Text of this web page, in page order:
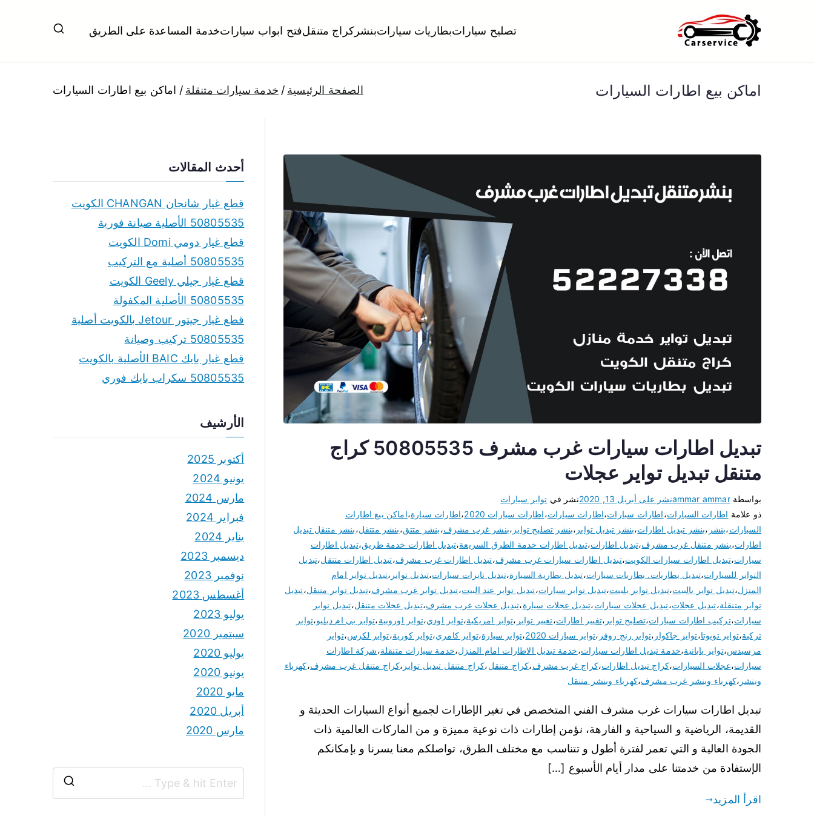
بنشر متنقل الكويت
بنشر متنقل الكويت كهرباء وبنشر تبديل تواير تواير اطارات عجلات تصليح وصيانة سيارات امام المنزل تبديل بطاريات بارخص الاسعار
تصليح سياراتبطاريات سياراتبنشر كراج متنقلفتح ابواب سياراتخدمة المساعدة على الطريق
اماكن بيع اطارات السيارات الصفحة الرئيسية خدمة سيارات متنقلة اماكن بيع اطارات السيارات
تبديل اطارات سيارات غرب مشرف 50805535 كراج
متنقل تبديل تواير عجلات
بواسطةammar ammarنشر على أبريل 13, 2020 نشر في تواير سيارات
ذو علامة اطارات السيارات،اطارات سبارات،اطارات سيارات،اطارات سيارات 2020 ،اطارات سيارة،اماكن بيع اطارات
السيارات،بنشر ،بنشر تبديل اطارات،بنشر تبديل تواير ،بنشر تصليح تواير ،بنشر غرب مشرف،بنشر متتق،بنشر متتقل،بنشر متنقل تبديل
اطارات،بنشر متنقل غرب مشرف،تبديل اطارات،تبديل اطارات خدمة الطرق السريعة،تبديل اطارات خدمة طريق،تبديل اطارات
سيارات،تبديل اطارات سيارات الكويت،تبديل اطارات سيارات غرب مشرف،تبديل اطارات غرب مشرف،تبديل اطارات متنقل،تبديل
التواير للسيارات،تبديل بطاريات. بطاريات سيارات،تبديل بطارية السيارة،تبديل تايرات سيارات،تبديل تواير ،تبديل تواير امام
المنزل،تبديل تواير بالبيت،تبديل تواير بلبيت،تبديل تواير سيارات،تبديل تواير عند البيت،تبديل تواير غرب مشرف،تبديل تواير متنقل،تبديل
تواير متنقلة،تبديل عجلات،تبديل عجلات سيارات،تبديل عجلات سيارة،تبديل عجلات غرب مشرف،تبديل عجلات متنقل،تبديل نوابر
سيارات،تركيب اطارات سيارات،تصليح تواير ،تغيير اطارات،تغيير تواير ،تواير امريكية،تواير اودي،تواير اوروبية،تواير بي ام دبليو،تواير
تركية،تواير تويوتا،تواير جاكوار ،تواير رنج روفر ،تواير سيارات 2020 ،تواير سيارة،تواير كامري،تواير كورية،تواير لكزس،تواير
مرسيدس،تواير يابانية،خدمة تبديل اطارات سيارات،خدمة تبديل الاطارات امام المنزل،خدمة سيارات متنقلة،شركة اطارات
سيارات،عجلات السيارات،كراج تبديل اطارات،كراج غرب مشرف،كراج متنقل،كراج متنقل تبديل تواير ،كراج متنقل غرب مشرف،كهرباء
وبنشر ،كهرباء وبنشر غرب مشرف،كهرباء وبنشر متنقل
تبديل اطارات سيارات غرب مشرف الفني المتخصص في تغير الإطارات لجميع أنواع السيارات الحديثة و
القديمة، الرياضية و السياحية و الفارهة، نؤمن إطارات ذات نوعية مميزة و من الماركات العالمية ذات
الجودة العالية و التي تعمر لفترة أطول و تتناسب مع مختلف الطرق، تواصلكم معنا يسرنا و بإمكانكم
الإستفادة من خدمتنا على مدار أيام الأسبوع […]
اقرأ المزيد
أحدث المقالات
قطع غيار شانجان CHANGAN الكويت
50805535 الأصلية صيانة فورية
قطع غيار دومي Domi الكويت
50805535 أصلية مع التركيب
قطع غيار جيلي Geely الكويت
50805535 الأصلية المكفولة
قطع غيار جيتور Jetour بالكويت أصلية
50805535 تركيب وصيانة
قطع غيار بايك BAIC الأصلية بالكويت
50805535 سكراب بايك فوري
الأرشيف
أكتوبر 2025
يونيو 2024
مارس 2024
فبراير 2024
يناير 2024
ديسمبر 2023
نوفمبر 2023
أغسطس 2023
يوليو 2023
سبتمبر 2020
يوليو 2020
يونيو 2020
مايو 2020
أبريل 2020
مارس 2020